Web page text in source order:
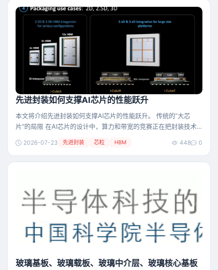
开始明显变大：逻辑芯片不变，但HBM增加到六颗。更多内存意味
着更大的数据带宽，但也意味着
先进封装如何支撑AI芯片的性能跃升
本文将介绍先进封装如何支撑AI芯片的性能跃升。 传统的“大芯
片"的局限 在AI芯片的设计中，算力和带宽的竞赛正在把封装技术
而代之的是把大芯片拆成多个小芯片（芯粒），再用先进封装拼在
2026-07-23 先进封装 芯粒 HBM 448 0
玻璃基板、玻璃载板、玻璃中介层、玻璃核心基板